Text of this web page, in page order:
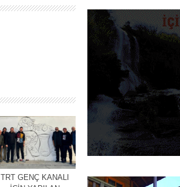
TRT GENÇ KANALI